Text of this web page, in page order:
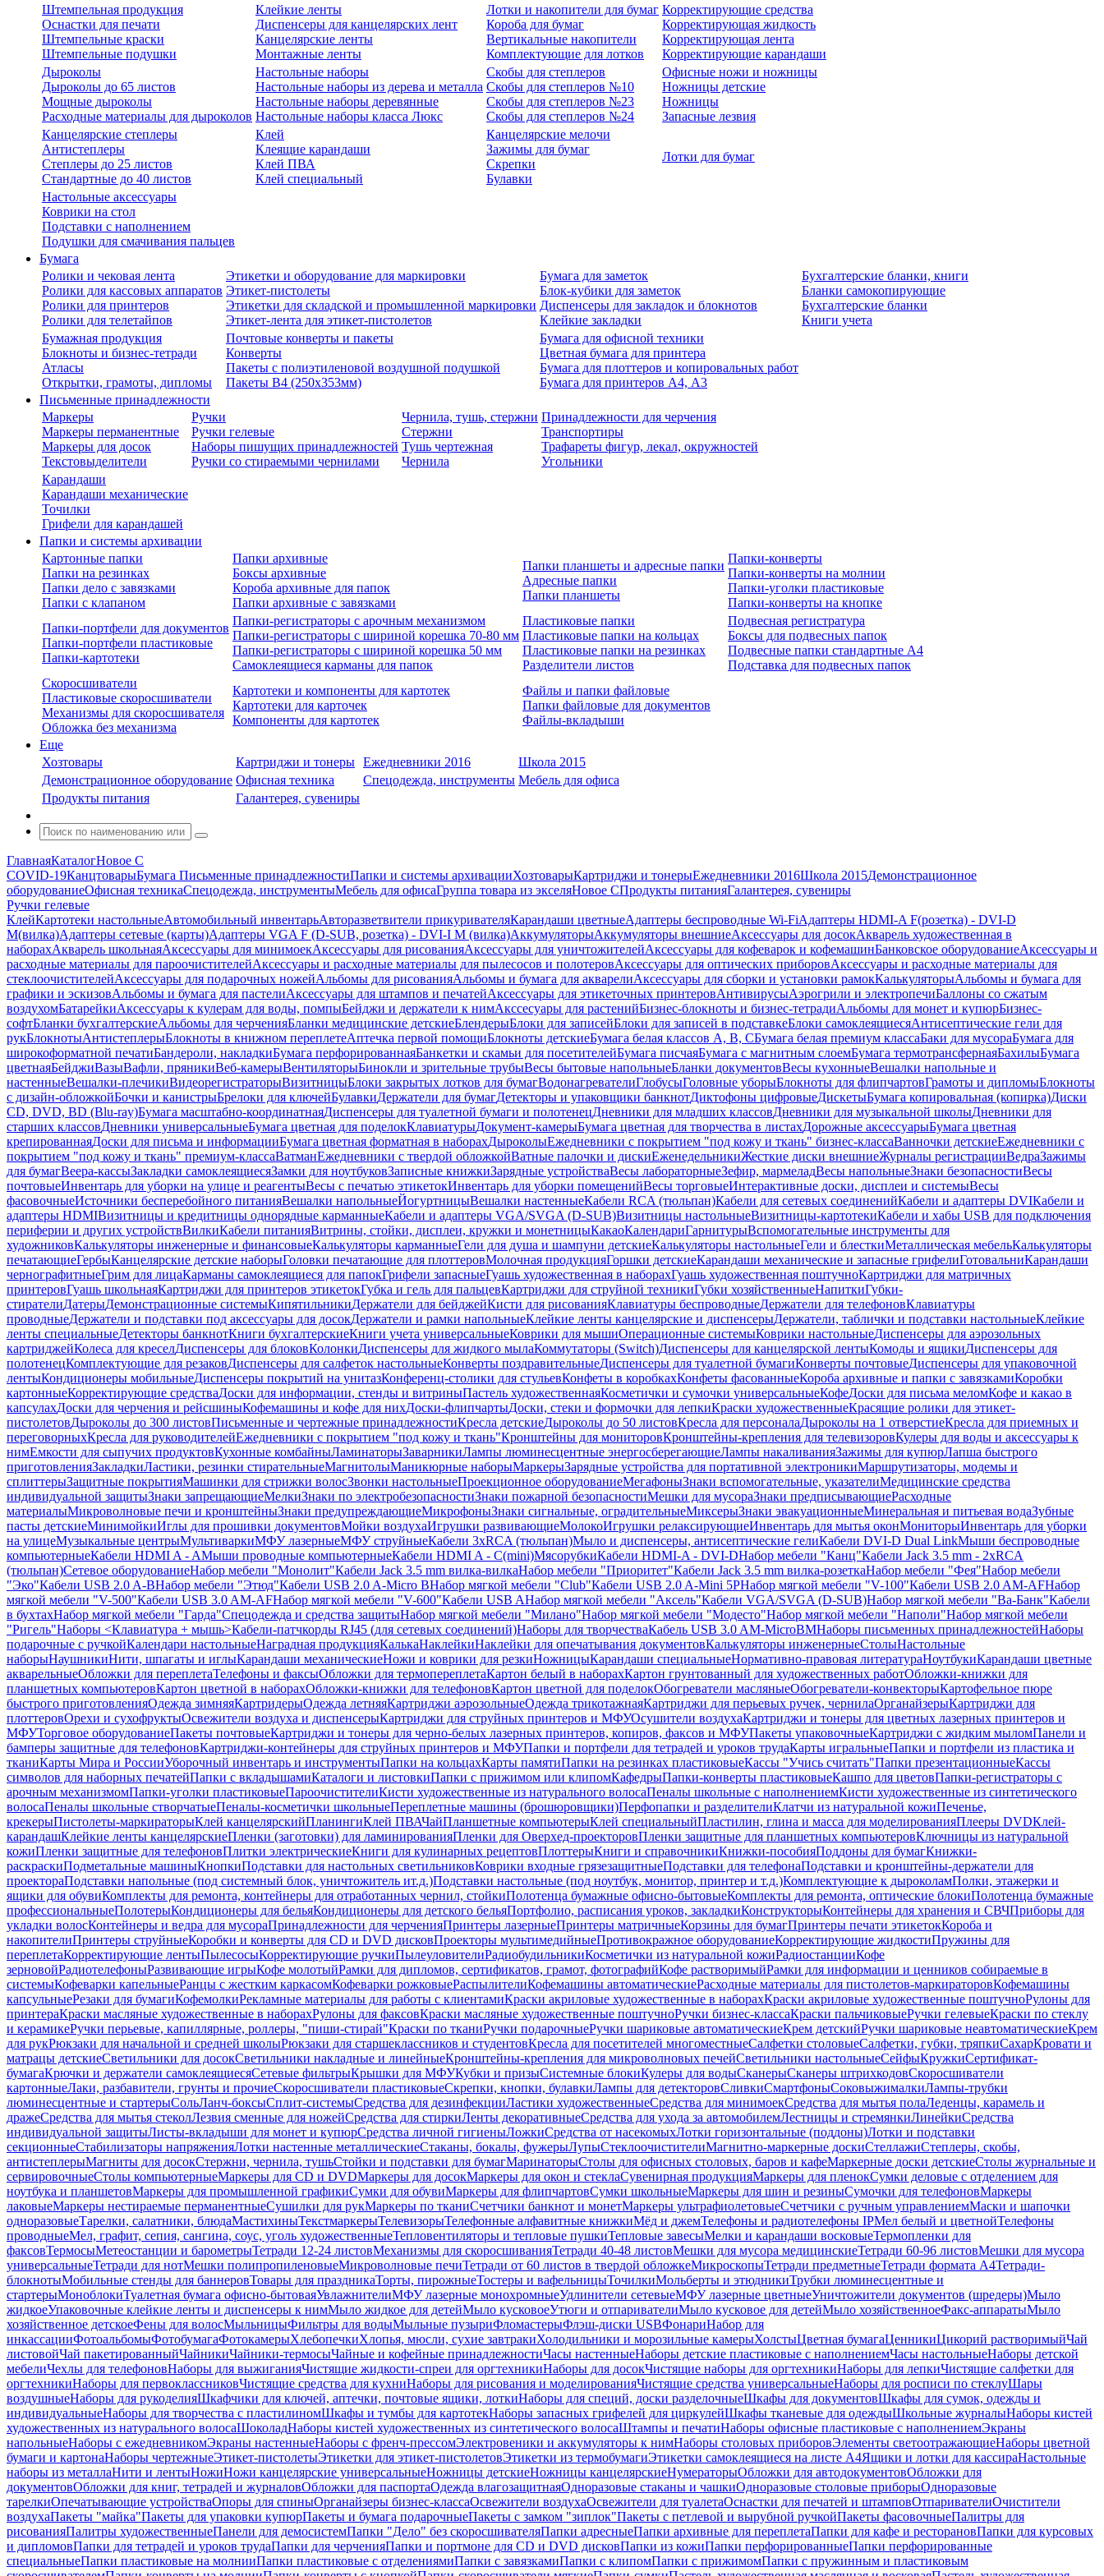
Штемпельная продукция
Оснастки для печати
Штемпельные краски
Штемпельные подушки
Клейкие ленты
Диспенсеры для канцелярских лент
Канцелярские ленты
Монтажные ленты
Лотки и накопители для бумаг
Короба для бумаг
Вертикальные накопители
Комплектующие для лотков
Корректирующие средства
Корректирующая жидкость
Корректирующая лента
Корректирующие карандаши
Дыроколы
Дыроколы до 65 листов
Мощные дыроколы
Расходные материалы для дыроколов
Настольные наборы
Настольные наборы из дерева и металла
Настольные наборы деревянные
Настольные наборы класса Люкс
Скобы для степлеров
Скобы для степлеров №10
Скобы для степлеров №23
Скобы для степлеров №24
Офисные ножи и ножницы
Ножницы детские
Ножницы
Запасные лезвия
Канцелярские степлеры
Антистеплеры
Степлеры до 25 листов
Стандартные до 40 листов
Клей
Клеящие карандаши
Клей ПВА
Клей специальный
Канцелярские мелочи
Зажимы для бумаг
Скрепки
Булавки
Лотки для бумаг
Настольные аксессуары
Коврики на стол
Подставки с наполнением
Подушки для смачивания пальцев
Бумага
Ролики и чековая лента
Ролики для кассовых аппаратов
Ролики для принтеров
Ролики для телетайпов
Этикетки и оборудование для маркировки
Этикет-пистолеты
Этикетки для складской и промышленной маркировки
Этикет-лента для этикет-пистолетов
Бумага для заметок
Блок-кубики для заметок
Диспенсеры для закладок и блокнотов
Клейкие закладки
Бухгалтерские бланки, книги
Бланки самокопирующие
Бухгалтерские бланки
Книги учета
Бумажная продукция
Блокноты и бизнес-тетради
Атласы
Открытки, грамоты, дипломы
Почтовые конверты и пакеты
Конверты
Пакеты с полиэтиленовой воздушной подушкой
Пакеты В4 (250х353мм)
Бумага для офисной техники
Цветная бумага для принтера
Бумага для плоттеров и копировальных работ
Бумага для принтеров А4, А3
Письменные принадлежности
Маркеры
Маркеры перманентные
Маркеры для досок
Текстовыделители
Ручки
Ручки гелевые
Наборы пишущих принадлежностей
Ручки со стираемыми чернилами
Чернила, тушь, стержни
Стержни
Тушь чертежная
Чернила
Принадлежности для черчения
Транспортиры
Трафареты фигур, лекал, окружностей
Угольники
Карандаши
Карандаши механические
Точилки
Грифели для карандашей
Папки и системы архивации
Картонные папки
Папки на резинках
Папки дело с завязками
Папки с клапаном
Папки архивные
Боксы архивные
Короба архивные для папок
Папки архивные с завязками
Папки планшеты и адресные папки
Адресные папки
Папки планшеты
Папки-конверты
Папки-конверты на молнии
Папки-уголки пластиковые
Папки-конверты на кнопке
Папки-портфели для документов
Папки-портфели пластиковые
Папки-картотеки
Папки-регистраторы с арочным механизмом
Папки-регистраторы с шириной корешка 70-80 мм
Папки-регистраторы с шириной корешка 50 мм
Самоклеящиеся карманы для папок
Пластиковые папки
Пластиковые папки на кольцах
Пластиковые папки на резинках
Разделители листов
Подвесная регистратура
Боксы для подвесных папок
Подвесные папки стандартные А4
Подставка для подвесных папок
Скоросшиватели
Пластиковые скоросшиватели
Механизмы для скоросшивателя
Обложка без механизма
Картотеки и компоненты для картотек
Картотеки для карточек
Компоненты для картотек
Файлы и папки файловые
Папки файловые для документов
Файлы-вкладыши
Еще
Хозтовары
Картриджи и тонеры Ежедневники 2016
Школа 2015
Демонстрационное оборудование Офисная техника Спецодежда, инструменты Мебель для офиса
Продукты питания
Галантерея, сувениры
ГлавнаяКаталогНовое С
COVID-19КанцтоварыБумага Письменные принадлежностиПапки и системы архивацииХозтоварыКартриджи и тонерыЕжедневники 2016Школа 2015Демонстрационное
оборудованиеОфисная техникаСпецодежда, инструментыМебель для офисаГруппа товара из экселяНовое СПродукты питанияГалантерея, сувениры
Ручки гелевые
КлейКартотеки настольныеАвтомобильный инвентарьАвторазветвители прикуривателяКарандаши цветныеАдаптеры беспроводные Wi-FiАдаптеры HDMI-A F(розетка) - DVI-D
M(вилка)Адаптеры сетевые (карты)Адаптеры VGA F (D-SUB, розетка) - DVI-I M (вилка)АккумуляторыАккумуляторы внешниеАксессуары для досокАкварель художественная в
наборахАкварель школьнаяАксессуары для минимоекАксессуары для рисованияАксессуары для уничтожителейАксессуары для кофеварок и кофемашинБанковское оборудованиеАксессуары и
расходные материалы для пароочистителейАксессуары и расходные материалы для пылесосов и полотеровАксессуары для оптических приборовАксессуары и расходные материалы для
стеклоочистителейАксессуары для подарочных ножейАльбомы для рисованияАльбомы и бумага для акварелиАксессуары для сборки и установки рамокКалькуляторыАльбомы и бумага для
графики и эскизовАльбомы и бумага для пастелиАксессуары для штампов и печатейАксессуары для этикеточных принтеровАнтивирусыАэрогрили и электропечиБаллоны со сжатым
воздухомБатарейкиАксессуары к кулерам для воды, помпыБейджи и держатели к нимАкссесуары для растенийБизнес-блокноты и бизнес-тетрадиАльбомы для монет и купюрБизнес-
софтБланки бухгалтерскиеАльбомы для черченияБланки медицинские детскиеБлендерыБлоки для записейБлоки для записей в подставкеБлоки самоклеящиесяАнтисептические гели для
рукБлокнотыАнтистеплерыБлокноты в книжном переплетеАптечка первой помощиБлокноты детскиеБумага белая классов А, В, СБумага белая премиум классаБаки для мусораБумага для
широкоформатной печатиБандероли, накладкиБумага перфорированнаяБанкетки и скамьи для посетителейБумага писчаяБумага с магнитным слоемБумага термотрансфернаяБахилыБумага
цветнаяБейджиВазыВафли, пряникиВеб-камерыВентиляторыБинокли и зрительные трубыВесы бытовые напольныеБланки документовВесы кухонныеВешалки напольные и
настенныеВешалки-плечикиВидеорегистраторыВизитницыБлоки закрытых лотков для бумагВодонагревателиГлобусыГоловные уборыБлокноты для флипчартовГрамоты и дипломыБлокноты
с дизайн-обложкойБочки и канистрыБрелоки для ключейБулавкиДержатели для бумагДетекторы и упаковщики банкнотДиктофоны цифровыеДискетыБумага копировальная (копирка)Диски
CD, DVD, BD (Blu-ray)Бумага масштабно-координатнаяДиспенсеры для туалетной бумаги и полотенецДневники для младших классовДневники для музыкальной школыДневники для
старших классовДневники универсальныеБумага цветная для поделокКлавиатурыДокумент-камерыБумага цветная для творчества в листахДорожные аксессуарыБумага цветная
крепированнаяДоски для письма и информацииБумага цветная форматная в наборахДыроколыЕжедневники с покрытием "под кожу и ткань" бизнес-классаВанночки детскиеЕжедневники с
покрытием "под кожу и ткань" премиум-классаВатманЕжедневники с твердой обложкойВатные палочки и дискиЕженедельникиЖесткие диски внешниеЖурналы регистрацииВедраЗажимы
для бумагВеера-кассыЗакладки самоклеящиесяЗамки для ноутбуковЗаписные книжкиЗарядные устройстваВесы лабораторныеЗефир, мармеладВесы напольныеЗнаки безопасностиВесы
почтовыеИнвентарь для уборки на улице и реагентыВесы с печатью этикетокИнвентарь для уборки помещенийВесы торговыеИнтерактивные доски, дисплеи и системыВесы
фасовочныеИсточники бесперебойного питанияВешалки напольныеЙогуртницыВешалки настенныеКабели RCA (тюльпан)Кабели для сетевых соединенийКабели и адаптеры DVIКабели и
адаптеры HDMIВизитницы и кредитницы однорядные карманныеКабели и адаптеры VGA/SVGA (D-SUB)Визитницы настольныеВизитницы-картотекиКабели и хабы USB для подключения
периферии и других устройствВилкиКабели питанияВитрины, стойки, дисплеи, кружки и монетницыКакаоКалендариГарнитурыВспомогательные инструменты для
художниковКалькуляторы инженерные и финансовыеКалькуляторы карманныеГели для душа и шампуни детскиеКалькуляторы настольныеГели и блесткиМеталлическая мебельКалькуляторы
печатающиеГербыКанцелярские детские наборыГоловки печатающие для плоттеровМолочная продукцияГоршки детскиеКарандаши механические и запасные грифелиГотовальниКарандаши
чернографитныеГрим для лицаКарманы самоклеящиеся для папокГрифели запасныеГуашь художественная в наборахГуашь художественная поштучноКартриджи для матричных
принтеровГуашь школьнаяКартриджи для принтеров этикетокГубка и гель для пальцевКартриджи для струйной техникиГубки хозяйственныеНапиткиГубки-
стирателиДатерыДемонстрационные системыКипятильникиДержатели для бейджейКисти для рисованияКлавиатуры беспроводныеДержатели для телефоновКлавиатуры
проводныеДержатели и подставки под аксессуары для досокДержатели и рамки напольныеКлейкие ленты канцелярские и диспенсерыДержатели, таблички и подставки настольныеКлейкие
ленты специальныеДетекторы банкнотКниги бухгалтерскиеКниги учета универсальныеКоврики для мышиОперационные системыКоврики настольныеДиспенсеры для аэрозольных
картриджейКолеса для креселДиспенсеры для блоковКолонкиДиспенсеры для жидкого мылаКоммутаторы (Switch)Диспенсеры для канцелярской лентыКомоды и ящикиДиспенсеры для
полотенецКомплектующие для резаковДиспенсеры для салфеток настольныеКонверты поздравительныеДиспенсеры для туалетной бумагиКонверты почтовыеДиспенсеры для упаковочной
лентыКондиционеры мобильныеДиспенсеры покрытий на унитазКонференц-столики для стульевКонфеты в коробкахКонфеты фасованныеКороба архивные и папки с завязкамиКоробки
картонныеКорректирующие средстваДоски для информации, стенды и витриныПастель художественнаяКосметички и сумочки универсальныеКофеДоски для письма меломКофе и какао в
капсулахДоски для черчения и рейсшиныКофемашины и кофе для нихДоски-флипчартыДоски, стеки и формочки для лепкиКраски художественныеКрасящие ролики для этикет-
пистолетовДыроколы до 300 листовПисьменные и чертежные принадлежностиКресла детскиеДыроколы до 50 листовКресла для персоналаДыроколы на 1 отверстиеКресла для приемных и
переговорныхКресла для руководителейЕжедневники с покрытием "под кожу и ткань"Кронштейны для мониторовКронштейны-крепления для телевизоровКулеры для воды и аксессуары к
нимЕмкости для сыпучих продуктовКухонные комбайныЛаминаторыЗаварникиЛампы люминесцентные энергосберегающиеЛампы накаливанияЗажимы для купюрЛапша быстрого
приготовленияЗакладкиЛастики, резинки стирательныеМагнитолыМаникюрные наборыМаркерыЗарядные устройства для портативной электроникиМаршрутизаторы, модемы и
сплиттерыЗащитные покрытияМашинки для стрижки волосЗвонки настольныеПроекционное оборудованиеМегафоныЗнаки вспомогательные, указателиМедицинские средства
индивидуальной защитыЗнаки запрещающиеМелкиЗнаки по электробезопасностиЗнаки пожарной безопасностиМешки для мусораЗнаки предписывающиеРасходные
материалыМикроволновые печи и кронштейныЗнаки предупреждающиеМикрофоныЗнаки сигнальные, оградительныеМиксерыЗнаки эвакуационныеМинеральная и питьевая водаЗубные
пасты детскиеМинимойкиИглы для прошивки документовМойки воздухаИгрушки развивающиеМолокоИгрушки релаксирующиеИнвентарь для мытья оконМониторыИнвентарь для уборки
на улицеМузыкальные центрыМультиваркиМФУ лазерныеМФУ струйныеКабели 3xRCA (тюльпан)Мыло и диспенсеры, антисептические гелиКабели DVI-D Dual LinkМыши беспроводные
компьютерныеКабели HDMI A - AМыши проводные компьютерныеКабели HDMI A - C(mini)МясорубкиКабели HDMI-A - DVI-DНабор мебели "Канц"Кабели Jack 3.5 mm - 2xRCA
(тюльпан)Сетевое оборудованиеНабор мебели "Монолит"Кабели Jack 3.5 mm вилка-вилкаНабор мебели "Приоритет"Кабели Jack 3.5 mm вилка-розеткаНабор мебели "Фея"Набор мебели
"Эко"Кабели USB 2.0 A-BНабор мебели "Этюд"Кабели USB 2.0 A-Micro BНабор мягкой мебели "Club"Кабели USB 2.0 A-Mini 5PНабор мягкой мебели "V-100"Кабели USB 2.0 AM-AFНабор
мягкой мебели "V-500"Кабели USB 3.0 AM-AFНабор мягкой мебели "V-600"Кабели USB AНабор мягкой мебели "Аксель"Кабели VGA/SVGA (D-SUB)Набор мягкой мебели "Ва-Банк"Кабели
в бухтахНабор мягкой мебели "Гарда"Спецодежда и средства защитыНабор мягкой мебели "Милано"Набор мягкой мебели "Модесто"Набор мягкой мебели "Наполи"Набор мягкой мебели
"Ригель"Наборы <Клавиатура + мышь>Кабели-патчкорды RJ45 (для сетевых соединений)Наборы для творчестваКабель USB 3.0 AM-MicroBMНаборы письменных принадлежностейНаборы
подарочные с ручкойКалендари настольныеНаградная продукцияКалькаНаклейкиНаклейки для опечатывания документовКалькуляторы инженерныеСтолыНастольные
наборыНаушникиНити, шпагаты и иглыКарандаши механическиеНожи и коврики для резкиНожницыКарандаши специальныеНормативно-правовая литератураНоутбукиКарандаши цветные
акварельныеОбложки для переплетаТелефоны и факсыОбложки для термопереплетаКартон белый в наборахКартон грунтованный для художественных работОбложки-книжки для
планшетных компьютеровКартон цветной в наборахОбложки-книжки для телефоновКартон цветной для поделокОбогреватели масляныеОбогреватели-конвекторыКартофельное пюре
быстрого приготовленияОдежда зимняяКартридерыОдежда летняяКартриджи аэрозольныеОдежда трикотажнаяКартриджи для перьевых ручек, чернилаОрганайзерыКартриджи для
плоттеровОрехи и сухофруктыОсвежители воздуха и диспенсерыКартриджи для струйных принтеров и МФУОсушители воздухаКартриджи и тонеры для цветных лазерных принтеров и
МФУТорговое оборудованиеПакеты почтовыеКартриджи и тонеры для черно-белых лазерных принтеров, копиров, факсов и МФУПакеты упаковочныеКартриджи с жидким мыломПанели и
бамперы защитные для телефоновКартриджи-контейнеры для струйных принтеров и МФУПапки и портфели для тетрадей и уроков трудаКарты игральныеПапки и портфели из пластика и
тканиКарты Мира и РоссииУборочный инвентарь и инструментыПапки на кольцахКарты памятиПапки на резинках пластиковыеКассы "Учись считать"Папки презентационныеКассы
символов для наборных печатейПапки с вкладышамиКаталоги и листовкиПапки с прижимом или клипомКафедрыПапки-конверты пластиковыеКашпо для цветовПапки-регистраторы с
арочным механизмомПапки-уголки пластиковыеПароочистителиКисти художественные из натурального волосаПеналы школьные с наполнениемКисти художественные из синтетического
волосаПеналы школьные створчатыеПеналы-косметички школьныеПереплетные машины (брошюровщики)Перфопапки и разделителиКлатчи из натуральной кожиПеченье,
крекерыПистолеты-маркираторыКлей канцелярскийПланингиКлей ПВАЧайПланшетные компьютерыКлей специальныйПластилин, глина и масса для моделированияПлееры DVDКлей-
карандашКлейкие ленты канцелярскиеПленки (заготовки) для ламинированияПленки для Оверхед-проекторовПленки защитные для планшетных компьютеровКлючницы из натуральной
кожиПленки защитные для телефоновПлитки электрическиеКниги для кулинарных рецептовПлоттерыКниги и справочникиКнижки-пособияПоддоны для бумагКнижки-
раскраскиПодметальные машиныКнопкиПодставки для настольных светильниковКоврики входные грязезащитныеПодставки для телефонаПодставки и кронштейны-держатели для
проектораПодставки напольные (под системный блок, уничтожитель ит.д.)Подставки настольные (под ноутбук, монитор, принтер и т.д.)Комплектующие к дыроколамПолки, этажерки и
ящики для обувиКомплекты для ремонта, контейнеры для отработанных чернил, стойкиПолотенца бумажные офисно-бытовыеКомплекты для ремонта, оптические блокиПолотенца бумажные
профессиональныеПолотерыКондиционеры для бельяКондиционеры для детского бельяПортфолио, расписания уроков, закладкиКонструкторыКонтейнеры для хранения и СВЧПриборы для
укладки волосКонтейнеры и ведра для мусораПринадлежности для черченияПринтеры лазерныеПринтеры матричныеКорзины для бумагПринтеры печати этикетокКороба и
накопителиПринтеры струйныеКоробки и конверты для CD и DVD дисковПроекторы мультимедийныеПротивокражное оборудованиеКорректирующие жидкостиПружины для
переплетаКорректирующие лентыПылесосыКорректирующие ручкиПылеуловителиРадиобудильникиКосметички из натуральной кожиРадиостанцииКофе
зерновойРадиотелефоныРазвивающие игрыКофе молотыйРамки для дипломов, сертификатов, грамот, фотографийКофе растворимыйРамки для информации и ценников собираемые в
системыКофеварки капельныеРанцы с жестким каркасомКофеварки рожковыеРаспылителиКофемашины автоматическиеРасходные материалы для пистолетов-маркираторовКофемашины
капсульныеРезаки для бумагиКофемолкиРекламные материалы для работы с клиентамиКраски акриловые художественные в наборахКраски акриловые художественные поштучноРулоны для
принтераКраски масляные художественные в наборахРулоны для факсовКраски масляные художественные поштучноРучки бизнес-классаКраски пальчиковыеРучки гелевыеКраски по стеклу
и керамикеРучки перьевые, капиллярные, роллеры, "пиши-стирай"Краски по тканиРучки подарочныеРучки шариковые автоматическиеКрем детскийРучки шариковые неавтоматическиеКрем
для рукРюкзаки для начальной и средней школыРюкзаки для старшеклассников и студентовКресла для посетителей многоместныеСалфетки столовыеСалфетки, губки, тряпкиСахарКровати и
матрацы детскиеСветильники для досокСветильники накладные и линейныеКронштейны-крепления для микроволновых печейСветильники настольныеСейфыКружкиСертификат-
бумагаКрючки и держатели самоклеящиесяСетевые фильтрыКрышки для МФУКубки и призыСистемные блокиКулеры для водыСканерыСканеры штрихкодовСкоросшиватели
картонныеЛаки, разбавители, грунты и прочиеСкоросшиватели пластиковыеСкрепки, кнопки, булавкиЛампы для детекторовСливкиСмартфоныСоковыжималкиЛампы-трубки
люминесцентные и стартерыСольЛанч-боксыСплит-системыСредства для дезинфекцииЛастики художественныеСредства для минимоекСредства для мытья полаЛеденцы, карамель и
дражеСредства для мытья стеколЛезвия сменные для ножейСредства для стиркиЛенты декоративныеСредства для ухода за автомобилемЛестницы и стремянкиЛинейкиСредства
индивидуальной защитыЛисты-вкладыши для монет и купюрСредства личной гигиеныЛожкиСредства от насекомыхЛотки горизонтальные (поддоны)Лотки и подставки
секционныеСтабилизаторы напряженияЛотки настенные металлическиеСтаканы, бокалы, фужерыЛупыСтеклоочистителиМагнитно-маркерные доскиСтеллажиСтеплеры, скобы,
антистеплерыМагниты для досокСтержни, чернила, тушьСтойки и подставки для бумагМаринаторыСтолы для офисных столовых, баров и кафеМаркерные доски детскиеСтолы журнальные и
сервировочныеСтолы компьютерныеМаркеры для CD и DVDМаркеры для досокМаркеры для окон и стеклаСувенирная продукцияМаркеры для пленокСумки деловые с отделением для
ноутбука и планшетовМаркеры для промышленной графикиСумки для обувиМаркеры для флипчартовСумки школьныеМаркеры для шин и резиныСумочки для телефоновМаркеры
лаковыеМаркеры нестираемые перманентныеСушилки для рукМаркеры по тканиСчетчики банкнот и монетМаркеры ультрафиолетовыеСчетчики с ручным управлениемМаски и шапочки
одноразовыеТарелки, салатники, блюдаМастихиныТекстмаркерыТелевизорыТелефонные алфавитные книжкиМёд и джемТелефоны и радиотелефоны IPМел белый и цветнойТелефоны
проводныеМел, графит, сепия, сангина, соус, уголь художественныеТепловентиляторы и тепловые пушкиТепловые завесыМелки и карандаши восковыеТермопленки для
факсовТермосыМетеостанции и барометрыТетради 12-24 листовМеханизмы для скоросшиванияТетради 40-48 листовМешки для мусора медицинскиеТетради 60-96 листовМешки для мусора
универсальныеТетради для нотМешки полипропиленовыеМикроволновые печиТетради от 60 листов в твердой обложкеМикроскопыТетради предметныеТетради формата А4Тетради-
блокнотыМобильные стенды для баннеровТовары для праздникаТорты, пирожныеТостеры и вафельницыТочилкиМольберты и этюдникиТрубки люминесцентные и
стартерыМоноблокиТуалетная бумага офисно-бытоваяУвлажнителиМФУ лазерные монохромныеУдлинители сетевыеМФУ лазерные цветныеУничтожители документов (шредеры)Мыло
жидкоеУпаковочные клейкие ленты и диспенсеры к нимМыло жидкое для детейМыло кусковоеУтюги и отпаривателиМыло кусковое для детейМыло хозяйственноеФакс-аппаратыМыло
хозяйственное детскоеФены для волосМыльницыФильтры для водыМыльные пузыриФломастерыФлэш-диски USBФонариНабор для
инкассацииФотоальбомыФотобумагаФотокамерыХлебопечкиХлопья, мюсли, сухие завтракиХолодильники и морозильные камерыХолстыЦветная бумагаЦенникиЦикорий растворимыйЧай
листовойЧай пакетированныйЧайникиЧайники-термосыЧайные и кофейные принадлежностиЧасы настенныеНаборы детские пластиковые с наполнениемЧасы настольныеНаборы детской
мебелиЧехлы для телефоновНаборы для выжиганияЧистящие жидкости-спреи для оргтехникиНаборы для досокЧистящие наборы для оргтехникиНаборы для лепкиЧистящие салфетки для
оргтехникиНаборы для первоклассниковЧистящие средства для кухниНаборы для рисования и моделированияЧистящие средства универсальныеНаборы для росписи по стеклуШары
воздушныеНаборы для рукоделияШкафчики для ключей, аптечки, почтовые ящики, лоткиНаборы для специй, доски разделочныеШкафы для документовШкафы для сумок, одежды и
индивидуальныеНаборы для творчества с пластилиномШкафы и тумбы для картотекНаборы запасных грифелей для циркулейШкафы тканевые для одеждыШкольные журналыНаборы кистей
художественных из натурального волосаШоколадНаборы кистей художественных из синтетического волосаШтампы и печатиНаборы офисные пластиковые с наполнениемЭкраны
напольныеНаборы с ежедневникомЭкраны настенныеНаборы с френч-прессомЭлектровеники и аккумуляторы к нимНаборы столовых приборовЭлементы светоотражающиеНаборы цветной
бумаги и картонаНаборы чертежныеЭтикет-пистолетыЭтикетки для этикет-пистолетовЭтикетки из термобумагиЭтикетки самоклеящиеся на листе А4Ящики и лотки для кассираНастольные
наборы из металлаНити и лентыНожиНожи канцелярские универсальныеНожницы детскиеНожницы канцелярскиеНумераторыОбложки для автодокументовОбложки для
документовОбложки для книг, тетрадей и журналовОбложки для паспортаОдежда влагозащитнаяОдноразовые стаканы и чашкиОдноразовые столовые приборыОдноразовые
тарелкиОпечатывающие устройстваОпоры для спиныОрганайзеры бизнес-классаОсвежители воздухаОсвежители для туалетаОснастки для печатей и штамповОтпаривателиОчистители
воздухаПакеты "майка"Пакеты для упаковки купюрПакеты и бумага подарочныеПакеты с замком "зиплок"Пакеты с петлевой и вырубной ручкойПакеты фасовочныеПалитры для
рисованияПалитры художественныеПанели для демосистемПапки "Дело" без скоросшивателяПапки адресныеПапки архивные для переплетаПапки для кафе и ресторановПапки для курсовых
и дипломовПапки для тетрадей и уроков трудаПапки для черченияПапки и портмоне для CD и DVD дисковПапки из кожиПапки перфорированныеПапки перфорированные
специальныеПапки пластиковые на молнииПапки пластиковые с отделениямиПапки с завязкамиПапки с клипомПапки с прижимомПапки с пружинным и пластиковым